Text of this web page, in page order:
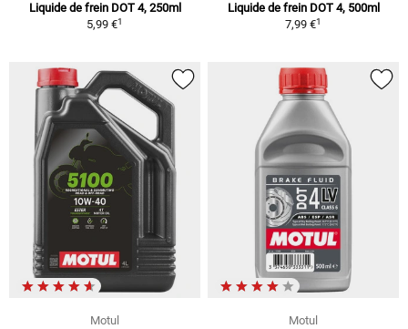
Liquide de frein DOT 4, 250ml
5,99 €1
Liquide de frein DOT 4, 500ml
7,99 €1
Motul
Motul